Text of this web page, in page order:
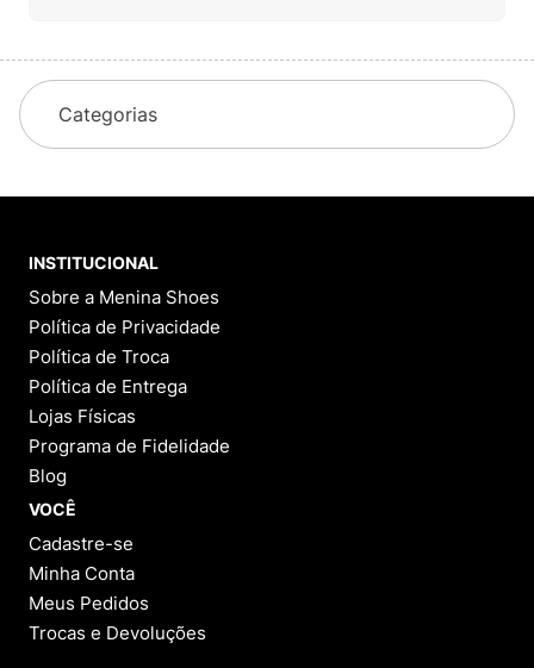
Categorias
INSTITUCIONAL
Sobre a Menina Shoes
Política de Privacidade
Política de Troca
Política de Entrega
Lojas Físicas
Programa de Fidelidade
Blog
VOCÊ
Cadastre-se
Minha Conta
Meus Pedidos
Trocas e Devoluções